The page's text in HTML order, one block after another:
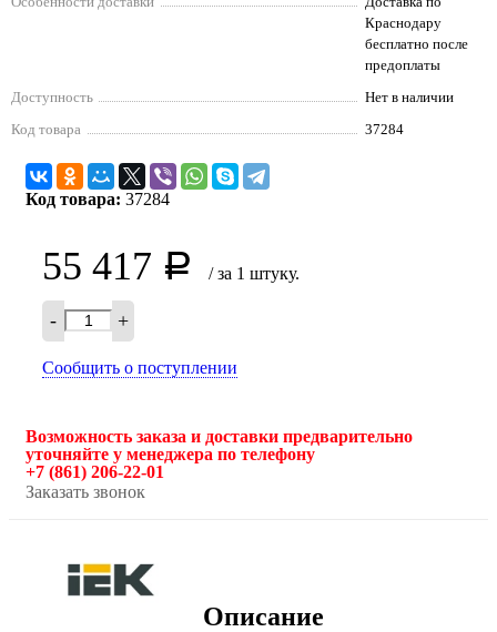
Краснодару
бесплатно после
предоплаты
Доступность
Нет в наличии
Код товара
37284
Код товара: 37284
55 417 Р / за 1 штуку.
- +
Сообщить о поступлении
Возможность заказа и доставки предварительно
уточняйте у менеджера по телефону
+7 (861) 206-22-01
Заказать звонок
Описание